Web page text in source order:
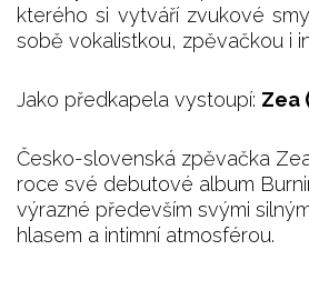
kterého si vytváří zvukové
sobě vokalistkou, zpěvačkou i
Jako předkapela vystoupí: Zea
Česko-slovenská zpěvačka
roce své debutové album
výrazné především svými
hlasem a intimní atmosférou.